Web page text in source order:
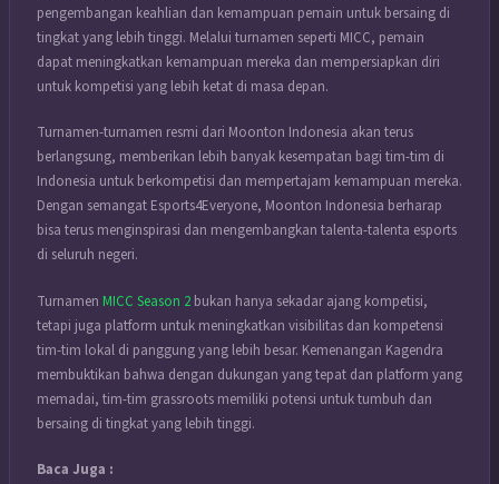
pengembangan keahlian dan kemampuan pemain untuk bersaing di
tingkat yang lebih tinggi. Melalui turnamen seperti MICC, pemain
dapat meningkatkan kemampuan mereka dan mempersiapkan diri
untuk kompetisi yang lebih ketat di masa depan.
Turnamen-turnamen resmi dari Moonton Indonesia akan terus
berlangsung, memberikan lebih banyak kesempatan bagi tim-tim di
Indonesia untuk berkompetisi dan mempertajam kemampuan mereka.
Dengan semangat Esports4Everyone, Moonton Indonesia berharap
bisa terus menginspirasi dan mengembangkan talenta-talenta esports
di seluruh negeri.
Turnamen MICC Season 2 bukan hanya sekadar ajang kompetisi,
tetapi juga platform untuk meningkatkan visibilitas dan kompetensi
tim-tim lokal di panggung yang lebih besar. Kemenangan Kagendra
membuktikan bahwa dengan dukungan yang tepat dan platform yang
memadai, tim-tim grassroots memiliki potensi untuk tumbuh dan
bersaing di tingkat yang lebih tinggi.
Baca Juga :